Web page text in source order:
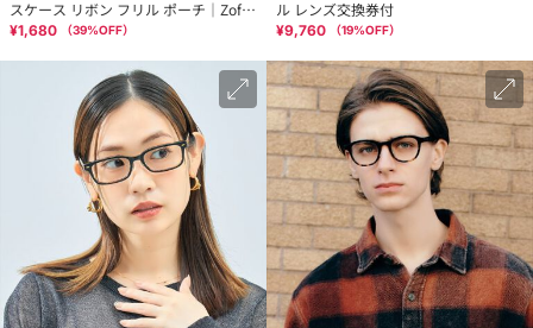
スケース リボン フリル ポーチ｜Zoff
｜
¥1,680 （39%OFF）
ル レンズ交換券付
¥9,760 （19%OFF）